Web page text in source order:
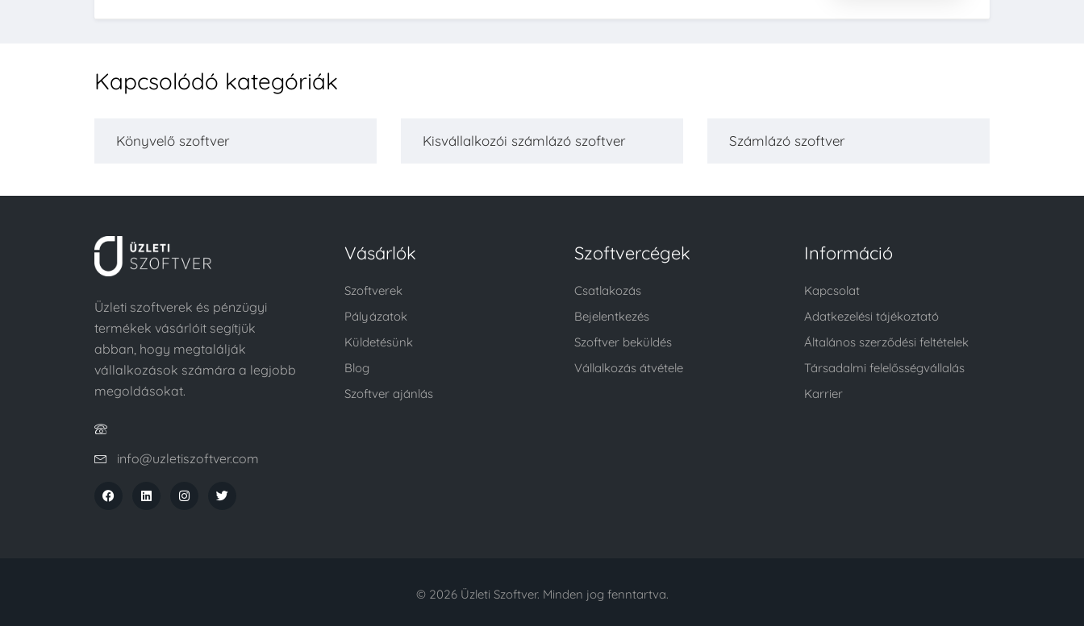
Kapcsolódó kategóriák
Könyvelő szoftver Kisvállalkozói számlázó szoftver Számlázó szoftver
Üzleti szoftverek és pénzügyi
termékek vásárlóit segítjük
abban, hogy megtalálják
vállalkozások számára a legjobb
megoldásokat.
info@uzletiszoftver.com
Vásárlók
Szoftverek
Pályázatok
Küldetésünk
Blog
Szoftver ajánlás
Szoftvercégek
Csatlakozás
Bejelentkezés
Szoftver beküldés
Vállalkozás átvétele
Információ
Kapcsolat
Adatkezelési tájékoztató
Általános szerződési feltételek
Társadalmi felelősségvállalás
Karrier
© 2026 Üzleti Szoftver. Minden jog fenntartva.